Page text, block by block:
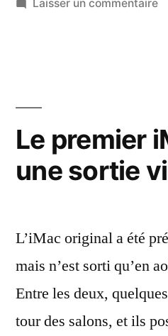
Laisser un commentaire
Le premier
une sortie
L’iMac original a été
mais n’est sorti qu’en
Entre les deux,
tour des salons, et ils